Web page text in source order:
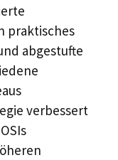
praktisches
abgestufte
verbessert